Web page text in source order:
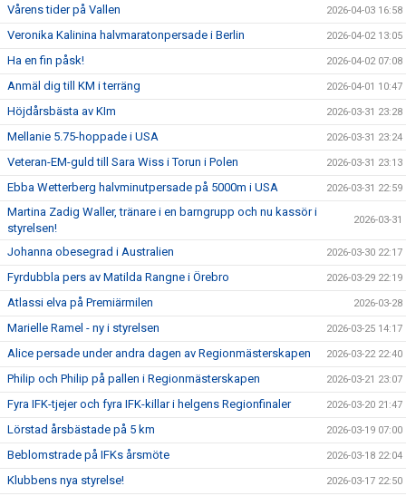
Vårens tider på Vallen 2026-04-03 16:58
Veronika Kalinina halvmaratonpersade i Berlin 2026-04-02 13:05
Ha en fin påsk! 2026-04-02 07:08
Anmäl dig till KM i terräng 2026-04-01 10:47
Höjdårsbästa av KIm 2026-03-31 23:28
Mellanie 5.75-hoppade i USA 2026-03-31 23:24
Veteran-EM-guld till Sara Wiss i Torun i Polen 2026-03-31 23:13
Ebba Wetterberg halvminutpersade på 5000m i USA 2026-03-31 22:59
Martina Zadig Waller, tränare i en barngrupp och nu kassör i
styrelsen!
2026-03-31
Johanna obesegrad i Australien 2026-03-30 22:17
Fyrdubbla pers av Matilda Rangne i Örebro 2026-03-29 22:19
Atlassi elva på Premiärmilen 2026-03-28
Marielle Ramel - ny i styrelsen 2026-03-25 14:17
Alice persade under andra dagen av Regionmästerskapen 2026-03-22 22:40
Philip och Philip på pallen i Regionmästerskapen 2026-03-21 23:07
Fyra IFK-tjejer och fyra IFK-killar i helgens Regionfinaler 2026-03-20 21:47
Lörstad årsbästade på 5 km 2026-03-19 07:00
Beblomstrade på IFKs årsmöte 2026-03-18 22:04
Klubbens nya styrelse! 2026-03-17 22:50